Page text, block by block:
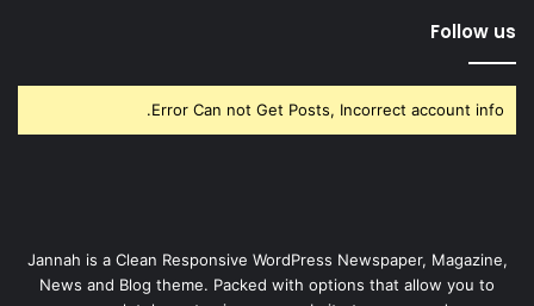
Follow us
Error Can not Get Posts, Incorrect account info.
Jannah is a Clean Responsive WordPress Newspaper, Magazine,
News and Blog theme. Packed with options that allow you to